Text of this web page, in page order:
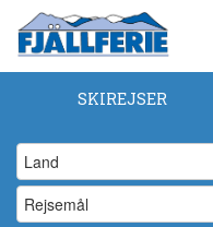
SKIREJSER